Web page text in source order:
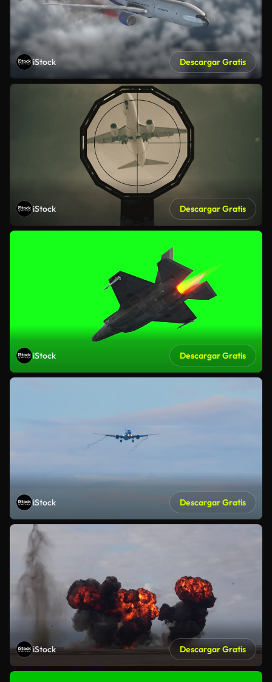
iStock Descargar Gratis
iStock Descargar Gratis
iStock Descargar Gratis
iStock Descargar Gratis
iStock Descargar Gratis